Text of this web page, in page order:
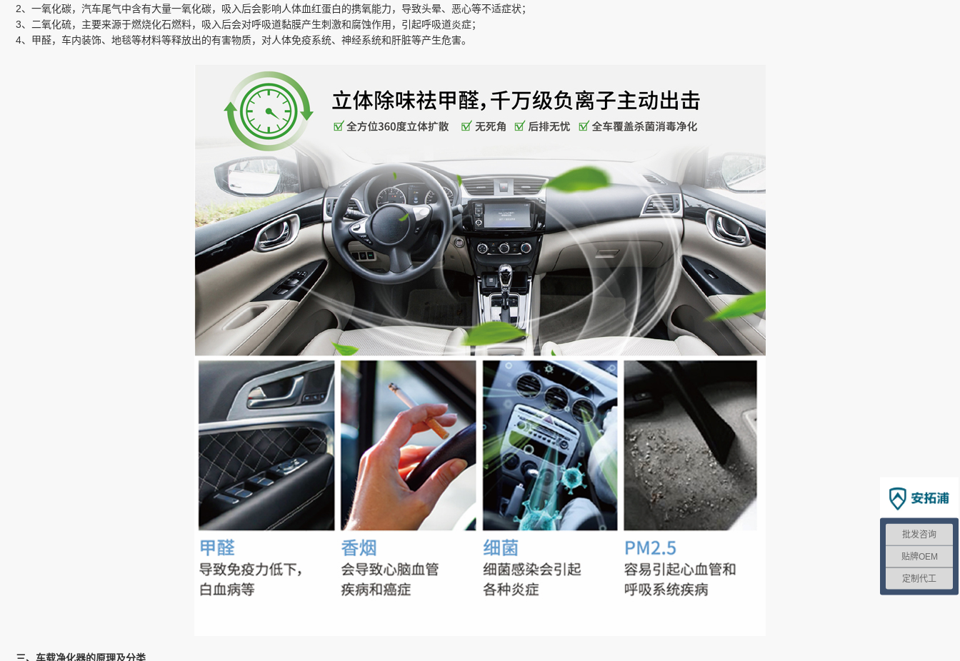
2、一氧化碳，汽车尾气中含有大量一氧化碳，吸入后会影响人体血红蛋白的携氧能力，导致头晕、恶心等不适症状；
3、二氧化硫，主要来源于燃烧化石燃料，吸入后会对呼吸道黏膜产生刺激和腐蚀作用，引起呼吸道炎症；
4、甲醛，车内装饰、地毯等材料等释放出的有害物质，对人体免疫系统、神经系统和肝脏等产生危害。
批发咨询
贴牌OEM
定制代工